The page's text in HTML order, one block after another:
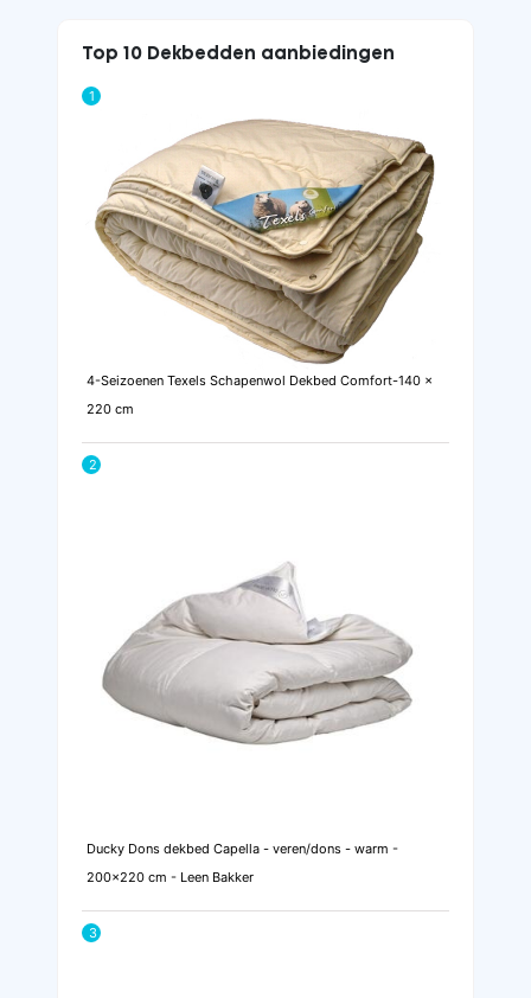
Top 10 Dekbedden aanbiedingen
1
4-Seizoenen Texels Schapenwol Dekbed Comfort-140 x
220 cm
2
Ducky Dons dekbed Capella - veren/dons - warm -
200x220 cm - Leen Bakker
3